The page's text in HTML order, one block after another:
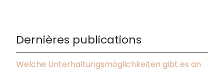
Dernières publications
Welche Unterhaltungsmöglichkeiten gibt es an